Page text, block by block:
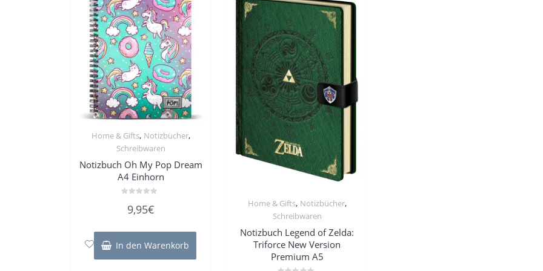
Home & Gifts, Notizbücher,
Schreibwaren
Notizbuch Oh My Pop Dream
A4 Einhorn
mit
5
9,95€
In den Warenkorb
Home & Gifts, Notizbücher,
Schreibwaren
Notizbuch Legend of Zelda:
Triforce New Version
Premium A5